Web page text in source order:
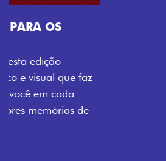
VISUAL COM ENERGIA
festival: série numerada, adesivo
soleira temática que reforçam a
enquanto os detalhes
rodas de liga-leve aro 16” em